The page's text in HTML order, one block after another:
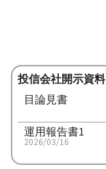
投信会社開示資料
目論見書
運用報告書1
2026/03/16